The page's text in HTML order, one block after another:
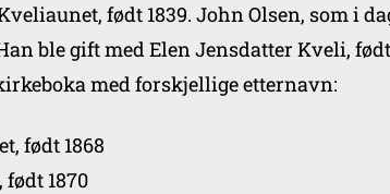
født 1839. John Olsen, som i
ble gift med Elen Jensdatter Kveli,
med forskjellige etternavn:
født 1868
1870